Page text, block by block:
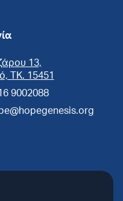
13,
ΤΚ. 15451
9002088